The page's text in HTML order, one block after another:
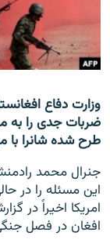
صفحه پشتو
به ما بپیوندید
همۀ سایت‌های
وزارت دفاع
ضربات جدی را به
طرح شده شانرا با
جنرال محمد
این مسئله را در
امریکا اخیراً در
افغان در فصل